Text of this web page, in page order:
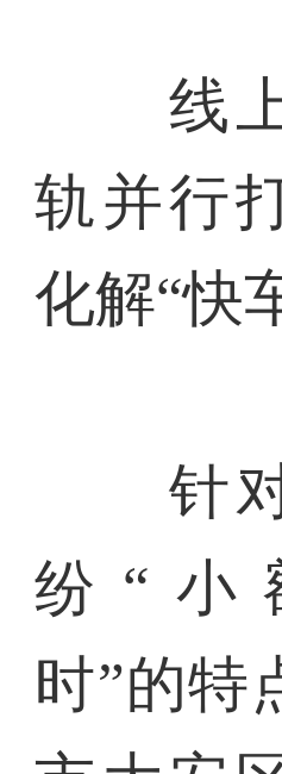
线上
轨并行
化解“快
针对
纷“小
时”的特